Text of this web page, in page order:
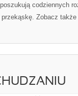
codziennych
Zobacz